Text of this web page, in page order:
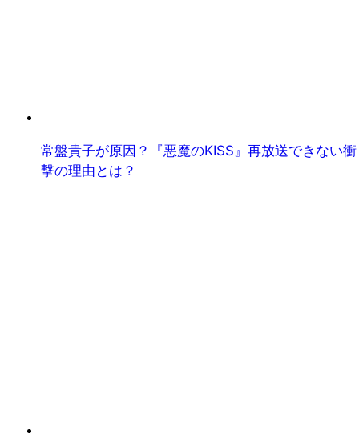
常盤貴子が原因？『悪魔のKISS』再放送できない衝
撃の理由とは？